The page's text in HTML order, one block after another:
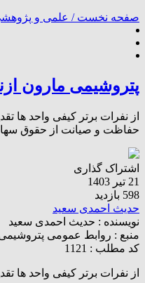
صفحه نخست / علمی و
پتروشیمی مارون
از نفرات برتر کیفی واحد ها
حفاظت و صیانت از حقوق
اشتراک گذاری
21 تیر 1403
598 بازدید
حدیث احمدی سعید
نویسنده : حدیث احمدی سعید
منبع : روابط عمومی
کد مطلب : 1121
از نفرات برتر کیفی واحد ها